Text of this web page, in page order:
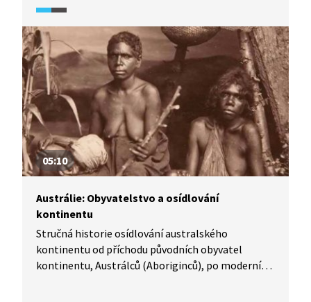
05:10
Austrálie: Obyvatelstvo a osídlování
kontinentu
Stručná historie osídlování australského
kontinentu od příchodu původních obyvatel
kontinentu, Austrálců (Aboriginců), po moderní